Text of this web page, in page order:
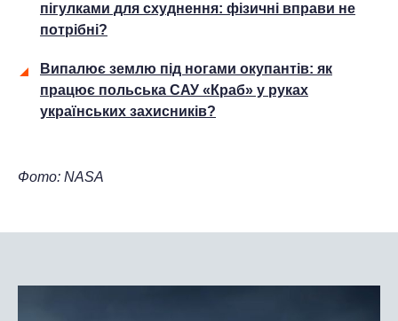
пігулками для схуднення: фізичні вправи не
потрібні?
Випалює землю під ногами окупантів: як
працює польська САУ «Краб» у руках
українських захисників?
Фото: NASA